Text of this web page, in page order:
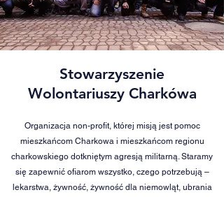
Stowarzyszenie
Wolontariuszy Charkówa
Organizacja non-profit, której misją jest pomoc
mieszkańcom Charkowa i mieszkańcom regionu
charkowskiego dotkniętym agresją militarną. Staramy
się zapewnić ofiarom wszystko, czego potrzebują –
lekarstwa, żywność, żywność dla niemowląt, ubrania